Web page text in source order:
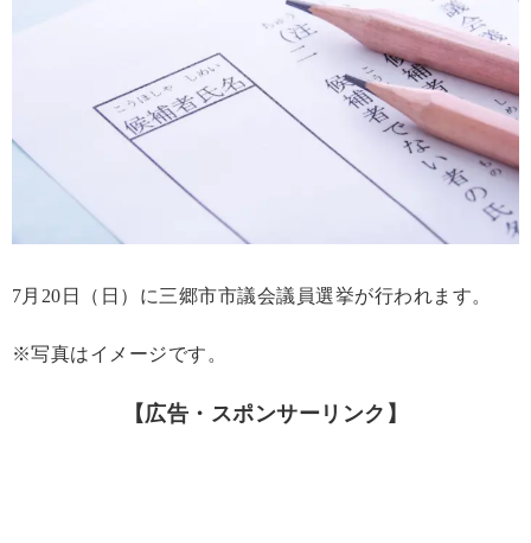
7月20日（日）に三郷市市議会議員選挙が行われます。
※写真はイメージです。
【広告・スポンサーリンク】